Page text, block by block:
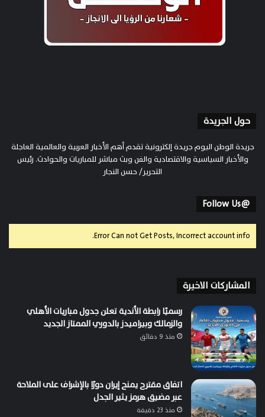
حول الجريدة
جريدة الوطن اليوم جريدة إلكترونية تقدم أهم الأخبار العربية والعالمية العاجلة
والأخبار السياسية والاقتصادية والفن وبث مباشر للمباريات والحوادث. رئيس
التحرير/ حسن النجار
@Follow Us
Error Can not Get Posts, Incorrect account info.
المشاركات الاخيرة
رسميًا رابطة الأندية تعلن جدول مباريات الأهلي
والزمالك وبيراميدز بالدوري الممتاز الجديد
منذ 9 دقائق
اتفاق مقترح يمنح إيران دورًا بالإشراف على الملاحة
عبر مضيق هرمز يثير الجدل
منذ 23 دقيقة